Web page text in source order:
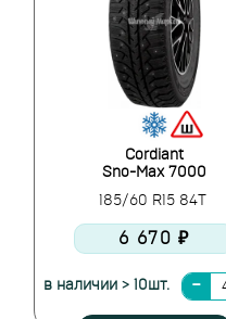
Cordiant
Sno-Max 7000
185/60 R15 84T
6 670 ₽
в наличии > 10шт.